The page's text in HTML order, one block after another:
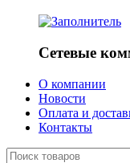
Сетевые
О компании
Новости
Оплата и
Контакты